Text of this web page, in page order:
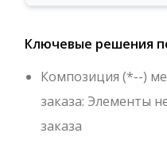
Ключевые решения
Композиция (*--)
заказа: Элементы
заказа